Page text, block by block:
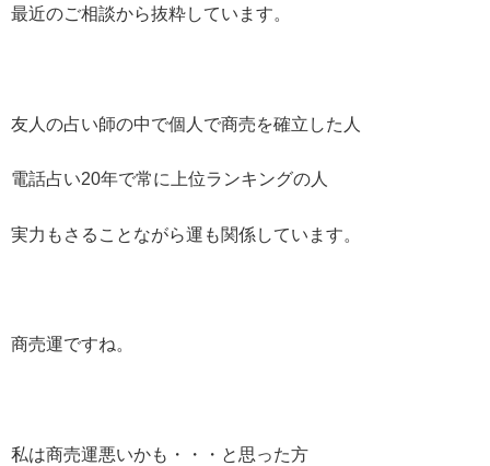
最近のご相談から抜粋しています。
友人の占い師の中で個人で商売を確立した人
電話占い20年で常に上位ランキングの人
実力もさることながら運も関係しています。
商売運ですね。
私は商売運悪いかも・・・と思った方